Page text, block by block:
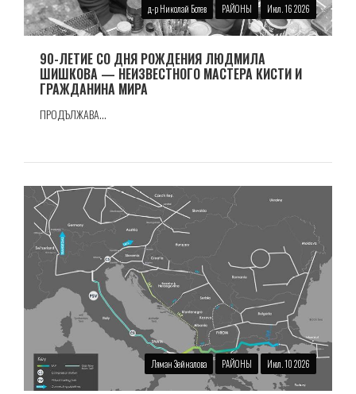
д-р Николай Ботев РАЙОНЫ Июл. 16 2026
90-ЛЕТИЕ СО ДНЯ РОЖДЕНИЯ ЛЮДМИЛА
ШИШКОВА — НЕИЗВЕСТНОГО МАСТЕРА КИСТИ И
ГРАЖДАНИНА МИРА
ПРОДЪЛЖАВА...
Ляман Зейналова РАЙОНЫ Июл. 10 2026